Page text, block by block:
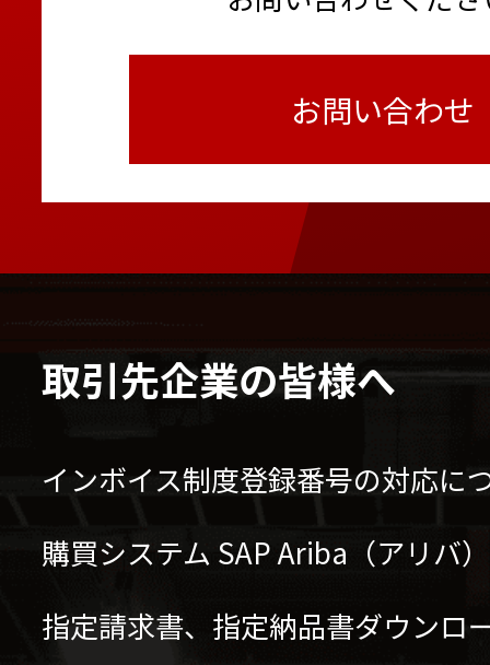
お問い合わせ
取引先企業の皆様へ
インボイス制度登録番号の対応に
購買システム SAP Ariba（アリバ
指定請求書、指定納品書ダウンロ